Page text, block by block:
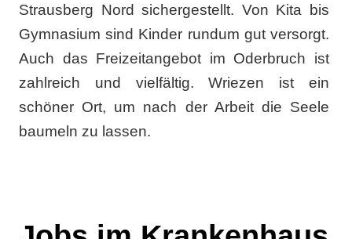
Strausberg Nord sichergestellt. Von Kita bis
Gymnasium sind Kinder rundum gut versorgt.
Auch das Freizeitangebot im Oderbruch ist
zahlreich und vielfältig. Wriezen ist ein
schöner Ort, um nach der Arbeit die Seele
baumeln zu lassen.